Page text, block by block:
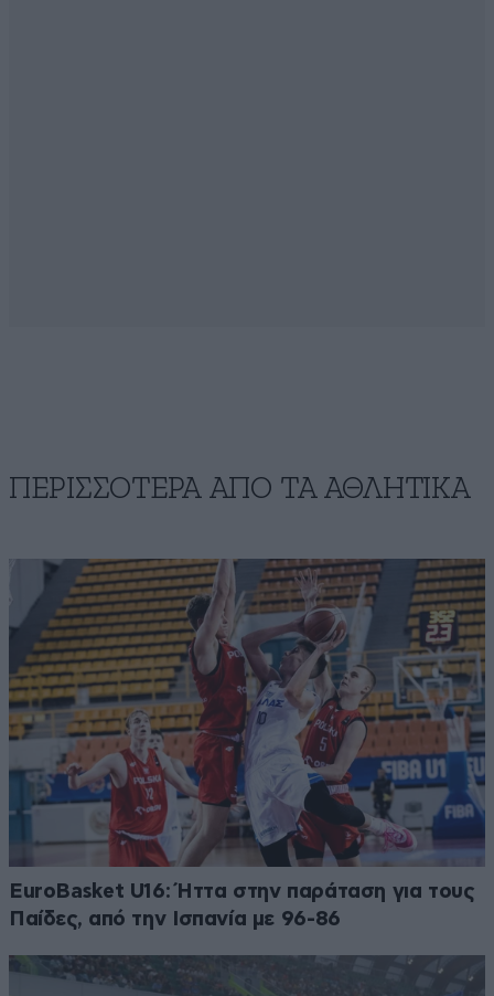
ΠΕΡΙΣΣΟΤΕΡΑ ΑΠΟ ΤA ΑΘΛΗΤΙΚΑ
EuroBasket U16: Ήττα στην παράταση για τους
Παίδες, από την Ισπανία με 96-86